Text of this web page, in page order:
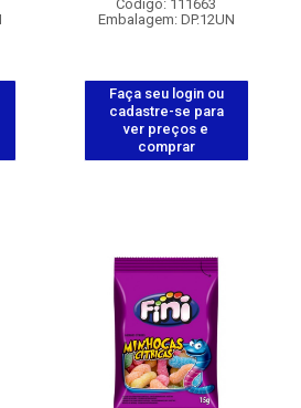
Código: 111663
Embalagem: DP.12UN
Faça seu login ou
cadastre-se para
ver preços e
comprar